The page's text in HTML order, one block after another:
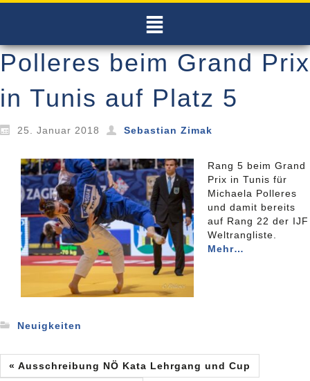
Polleres beim Grand Prix
in Tunis auf Platz 5
25. Januar 2018 Sebastian Zimak
Rang 5 beim Grand
Prix in Tunis für
Michaela Polleres
und damit bereits
auf Rang 22 der IJF
Weltrangliste.
Mehr…
Neuigkeiten
« Ausschreibung NÖ Kata Lehrgang und Cup